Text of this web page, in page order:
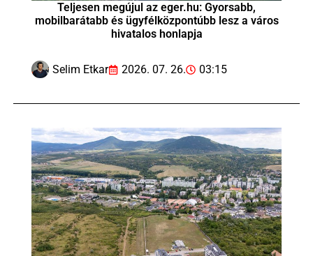
Teljesen megújul az eger.hu: Gyorsabb,
mobilbarátabb és ügyfélközpontúbb lesz a város
hivatalos honlapja
Selim Etkar 2026. 07. 26. 03:15